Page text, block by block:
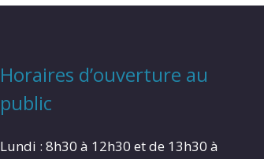
Horaires d’ouverture au
public
Lundi : 8h30 à 12h30 et de 13h30 à